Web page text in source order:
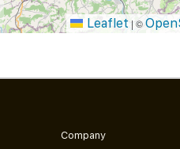
Leaflet | ©
Company